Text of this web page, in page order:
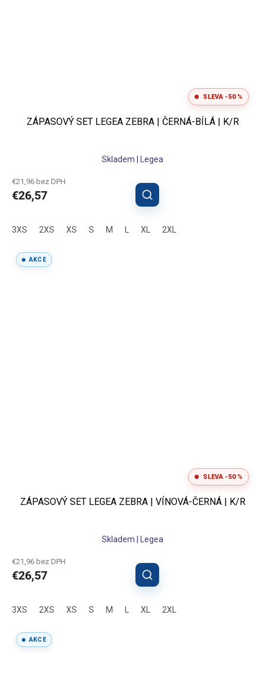
SLEVA -50 %
ZÁPASOVÝ SET LEGEA ZEBRA | ČERNÁ-BÍLÁ | K/R
Skladem | Legea
€21,96 bez DPH
€26,57
3XS 2XS XS S M L XL 2XL
AKCE
SLEVA -50 %
ZÁPASOVÝ SET LEGEA ZEBRA | VÍNOVÁ-ČERNÁ | K/R
Skladem | Legea
€21,96 bez DPH
€26,57
3XS 2XS XS S M L XL 2XL
AKCE